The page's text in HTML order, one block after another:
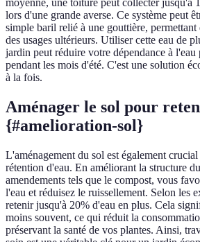
moyenne, une toiture peut collecter jusqu'à
lors d'une grande averse. Ce système peut
simple baril relié à une gouttière,
des usages ultérieurs. Utiliser cette eau de
jardin peut réduire votre dépendance à l'eau
pendant les mois d'été. C'est une solution
à la fois.
Aménager le sol pour
{#amelioration-sol}
L'aménagement du sol est également
rétention d'eau. En améliorant la structure
amendements tels que le compost, vous
l'eau et réduisez le ruissellement. Selon les
retenir jusqu'à 20% d'eau en plus. Cela
moins souvent, ce qui réduit la
préservant la santé de vos plantes. Ainsi,